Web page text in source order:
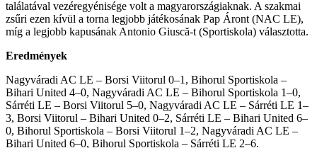
találatával vezéregyénisége volt a magyarországiaknak. A szakmai
zsűri ezen kívül a torna legjobb játékosának Pap Áront (NAC LE),
míg a legjobb kapusának Antonio Giuscă-t (Sportiskola) választotta.
Eredmények
Nagyváradi AC LE – Borsi Viitorul 0–1, Bihorul Sportiskola –
Bihari United 4–0, Nagyváradi AC LE – Bihorul Sportiskola 1–0,
Sárréti LE – Borsi Viitorul 5–0, Nagyváradi AC LE – Sárréti LE 1–
3, Borsi Viitorul – Bihari United 0–2, Sárréti LE – Bihari United 6–
0, Bihorul Sportiskola – Borsi Viitorul 1–2, Nagyváradi AC LE –
Bihari United 6–0, Bihorul Sportiskola – Sárréti LE 2–6.